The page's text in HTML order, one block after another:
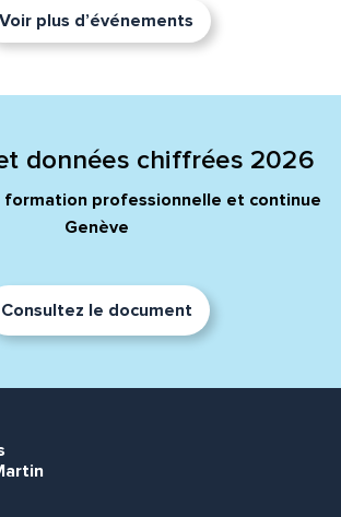
Voir plus d’événements
données chiffrées 2026
formation professionnelle et continue
Genève
Consultez le document